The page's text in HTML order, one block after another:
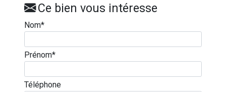
Ce bien vous intéresse
Nom*
Prénom*
Téléphone